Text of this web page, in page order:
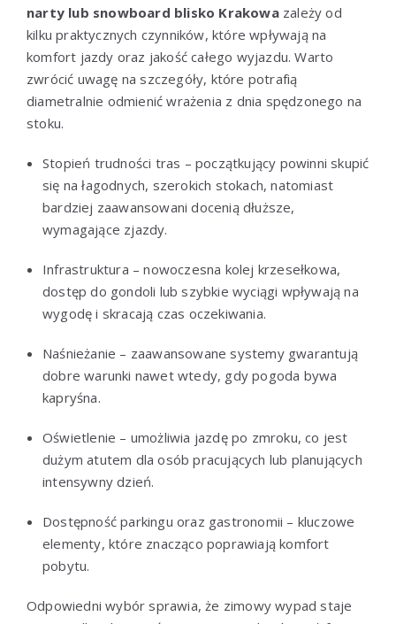
narty lub snowboard blisko Krakowazależy od
kilku praktycznych czynników, które wpływają na
komfort jazdy oraz jakość całego wyjazdu. Warto
zwrócić uwagę na szczegóły, które potrafią
diametralnie odmienić wrażenia z dnia spędzonego na
stoku.
Stopień trudności tras – początkujący powinni skupić
się na łagodnych, szerokich stokach, natomiast
bardziej zaawansowani docenią dłuższe,
wymagające zjazdy.
Infrastruktura – nowoczesna kolej krzesełkowa,
dostęp do gondoli lub szybkie wyciągi wpływają na
wygodę i skracają czas oczekiwania.
Naśnieżanie – zaawansowane systemy gwarantują
dobre warunki nawet wtedy, gdy pogoda bywa
kapryśna.
Oświetlenie – umożliwia jazdę po zmroku, co jest
dużym atutem dla osób pracujących lub planujących
intensywny dzień.
Dostępność parkingu oraz gastronomii – kluczowe
elementy, które znacząco poprawiają komfort
pobytu.
Odpowiedni wybór sprawia, że zimowy wypad staje